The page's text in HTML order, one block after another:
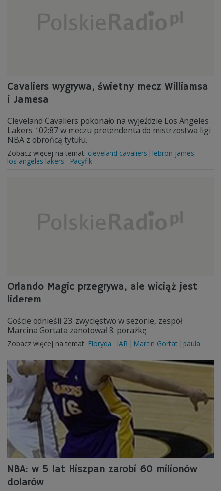
Cavaliers wygrywa, świetny mecz Williamsa
i Jamesa
Cleveland Cavaliers pokonało na wyjeździe Los Angeles
Lakers 102:87 w meczu pretendenta do mistrzostwa ligi
NBA z obrońcą tytułu.
Zobacz więcej na temat: cleveland cavaliers
lebron james
los angeles lakers
Pacyfik
Orlando Magic przegrywa, ale wiciąż jest
liderem
Goście odnieśli 23. zwycięstwo w sezonie, zespół
Marcina Gortata zanotował 8. porażkę.
Zobacz więcej na temat: Floryda IAR Marcin Gortat paula
NBA: w 5 lat Hiszpan zarobi 60 milionów
dolarów